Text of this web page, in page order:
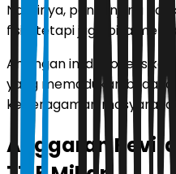
Nantinya, pengunjung
fisik, tetapi juga bisa
Anjungan ini
yang memadukan
keberagaman
Anggaran